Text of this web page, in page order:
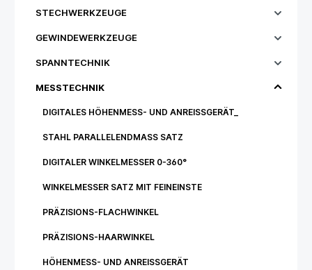
STECHWERKZEUGE
GEWINDEWERKZEUGE
SPANNTECHNIK
MESSTECHNIK
DIGITALES HÖHENMESS- UND ANREISSGERÄT_
STAHL PARALLELENDMASS SATZ
DIGITALER WINKELMESSER 0-360°
WINKELMESSER SATZ MIT FEINEINSTE
PRÄZISIONS-FLACHWINKEL
PRÄZISIONS-HAARWINKEL
HÖHENMESS- UND ANREISSGERÄT